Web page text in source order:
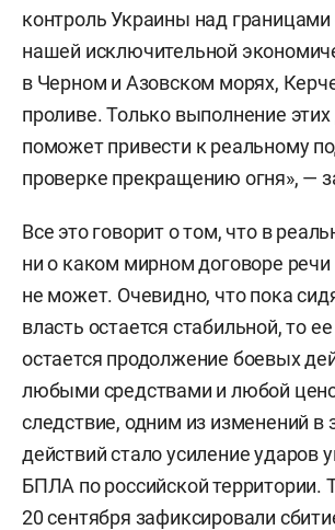
контроль Украины над
нашей исключительной
в Черном и Азовском морях,
проливе. Только выполнение этих
поможет привести к реальному
проверке прекращению огня», —
Все это говорит о том, что в
ни о каком мирном договоре речи
не может. Очевидно, что пока
власть остается стабильной, то
остается продолжение боевых
любыми средствами и любой
следствие, одним из изменений в
действий стало усиление ударов
БПЛА по российской территории.
20 сентября зафиксировали